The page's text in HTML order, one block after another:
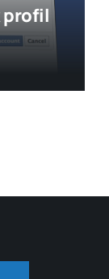
profil